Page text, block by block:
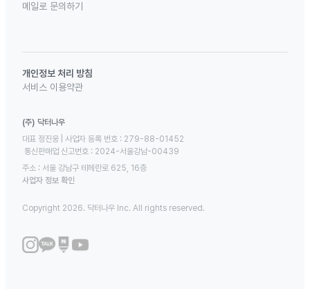
메일로 문의하기
개인정보 처리 방침
서비스 이용약관
(주) 닥터나우
대표 정진웅 | 사업자 등록 번호 : 279-88-01452
통신판매업 신고번호 : 2024-서울강남-00439
주소 : 서울 강남구 테헤란로 625, 16층
사업자 정보 확인
Copyright 2026. 닥터나우 Inc. All rights reserved.